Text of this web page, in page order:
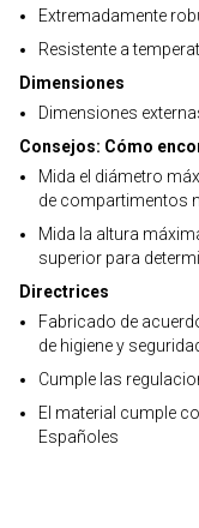
Extremadamente
Resistente a
Dimensiones
Dimensiones
Consejos: Cómo
Mida el diámetro
de compartimentos
Mida la altura
superior para
Directrices
Fabricado de
de higiene y
Cumple las
El material cumple
Españoles